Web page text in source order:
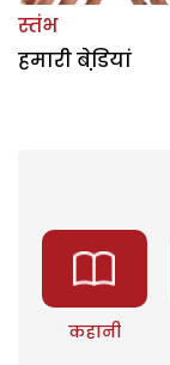
स्तंभ
हमारी बेडि़यां
कहानी